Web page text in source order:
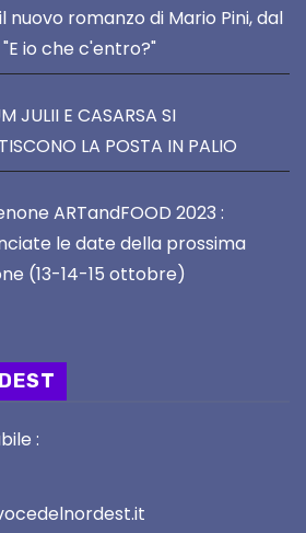
nuovo romanzo di Mario Pini, dal
io che c'entro?"
JULII E CASARSA SI
LA POSTA IN PALIO
ARTandFOOD 2023 :
le date della prossima
(13-14-15 ottobre)
: